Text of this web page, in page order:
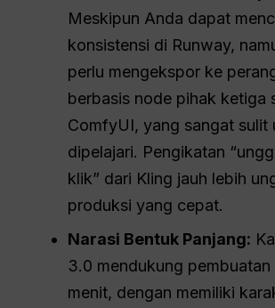
Meskipun Anda dapat
konsistensi di Runway,
perlu mengekspor ke
berbasis node pihak ketiga
ComfyUI, yang sangat sulit
dipelajari. Pengikatan
klik” dari Kling jauh lebih
produksi yang cepat.
Narasi Bentuk Panjang:
3.0 mendukung
menit, dengan memiliki